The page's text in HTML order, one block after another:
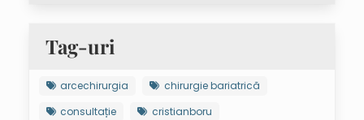
Tag-uri
arcechirurgia
chirurgie bariatrică
consultație
cristianboru